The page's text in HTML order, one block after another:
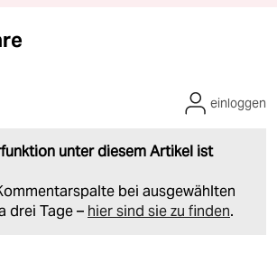
unter diesem Artikel ist
bei ausgewählten
drei Tage – hier sind sie zu finden.
einloggen